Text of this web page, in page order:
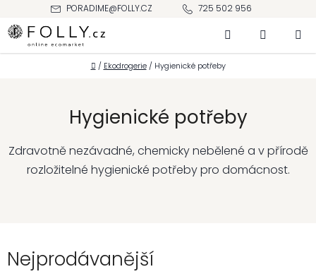
obsah
PORADIME@FOLLY.CZ 725 502 956
Hledat NÁKUPNÍ
KOŠÍK
Domů
/ Ekodrogerie / Hygienické potřeby
Hygienické potřeby
Zdravotně nezávadné, chemicky nebělené a v přírodě
rozložitelné hygienické potřeby pro domácnost.
Nejprodávanější